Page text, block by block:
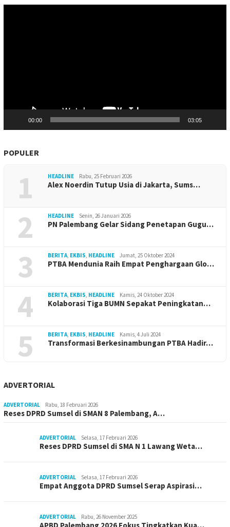
00:00 03:05
POPULER
1 HEADLINE Rabu, 25 Februari 2026
Alex Noerdin Tutup Usia di Jakarta, Sums…
2 HEADLINE Senin, 26 Januari 2026
PN Palembang Gelar Sidang Penetapan Gugu…
3 BERITA, EKBIS, HEADLINE Jumat, 25 Oktober 2024
PTBA Mendunia Raih Empat Penghargaan Glo…
4 BERITA, EKBIS, HEADLINE Kamis, 24 Oktober 2024
Kolaborasi Tiga BUMN Sepakat Peningkatan…
5 BERITA, EKBIS, HEADLINE Kamis, 4 Juli 2024
Transformasi Berkesinambungan PTBA Hadir…
ADVERTORIAL
ADVERTORIAL Rabu, 18 Februari 2026
Reses DPRD Sumsel di SMAN 8 Palembang, A…
ADVERTORIAL Selasa, 17 Februari 2026
Reses DPRD Sumsel di SMA N 1 Lawang Weta…
ADVERTORIAL Selasa, 17 Februari 2026
Empat Anggota DPRD Sumsel Serap Aspirasi…
ADVERTORIAL Rabu, 26 November 2025